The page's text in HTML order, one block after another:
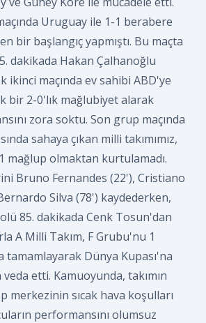
Uruguay ile 1-1 berabere
bir başlangıç yapmıştı. Bu maçta
dakikada Hakan Çalhanoğlu
ikinci maçında ev sahibi ABD'ye
bir 2-0'lık mağlubiyet alarak
zora soktu. Son grup maçında
sahaya çıkan milli takımımız,
mağlup olmaktan kurtulamadı.
Bruno Fernandes (22'), Cristiano
Silva (78') kaydederken,
85. dakikada Cenk Tosun'dan
A Milli Takım, F Grubu'nu 1
tamamlayarak Dünya Kupası'na
etti. Kamuoyunda, takımın
merkezinin sıcak hava koşulları
performansını olumsuz